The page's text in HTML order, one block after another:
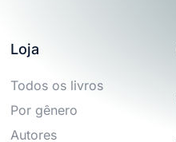
Loja
Todos os livros
Por gênero
Autores